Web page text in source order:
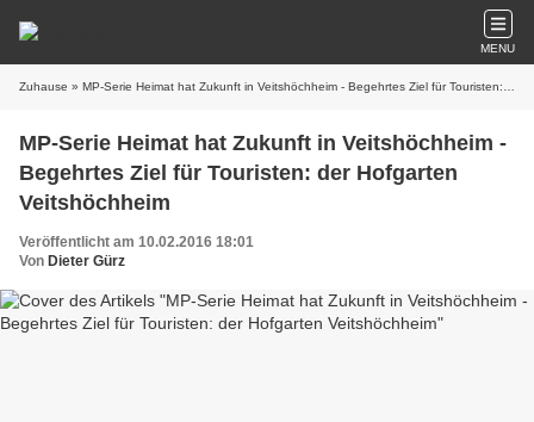
MENU
Zuhause » MP-Serie Heimat hat Zukunft in Veitshöchheim - Begehrtes Ziel für Touristen: der Hofgarten Veitshöchheim
MP-Serie Heimat hat Zukunft in Veitshöchheim -
Begehrtes Ziel für Touristen: der Hofgarten
Veitshöchheim
Veröffentlicht am 10.02.2016 18:01
Von Dieter Gürz